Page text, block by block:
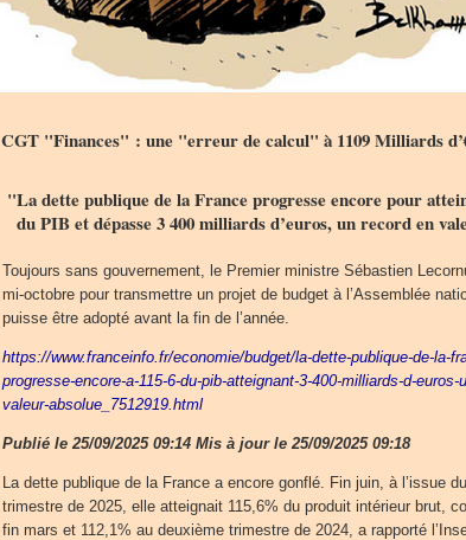
CGT "Finances" : une "erreur de calcul" à 1109 Milliards
"La dette publique de la France progresse encore pour
du PIB et dépasse 3 400 milliards d’euros, un record en
Toujours sans gouvernement, le Premier ministre Sébastien
mi-octobre pour transmettre un projet de budget à l’Assemblée
puisse être adopté avant la fin de l’année.
https://www.franceinfo.fr/economie/budget/la-dette-publique-de-la-
progresse-encore-a-115-6-du-pib-atteignant-3-400-milliards-d-euros-
valeur-absolue_7512919.html
Publié le 25/09/2025 09:14 Mis à jour le 25/09/2025 09:18
La dette publique de la France a encore gonflé. Fin juin, à l’issue
trimestre de 2025, elle atteignait 115,6% du produit intérieur brut,
fin mars et 112,1% au deuxième trimestre de 2024, a rapporté